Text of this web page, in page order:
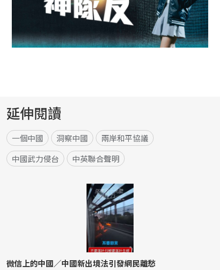
延伸閱讀
一個中國 洞察中國
兩岸和平協議
中國武力侵台
中英聯合聲明
微信上的中國／中國新出境法引發網民離愁